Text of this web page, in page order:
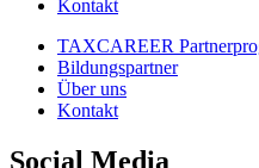
Kontakt
TAXCAREER
Bildungspartner
Über uns
Kontakt
Social Media